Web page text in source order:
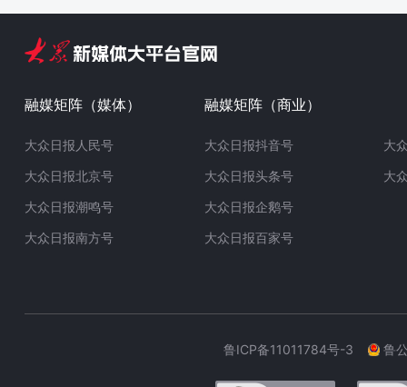
融媒矩阵（媒体）
大众日报人民号
大众日报北京号
大众日报潮鸣号
大众日报南方号
融媒矩阵（商业）
大众日报抖音号
大众日报头条号
大众日报企鹅号
大众日报百家号
大
大
鲁ICP备11011784号-3 鲁